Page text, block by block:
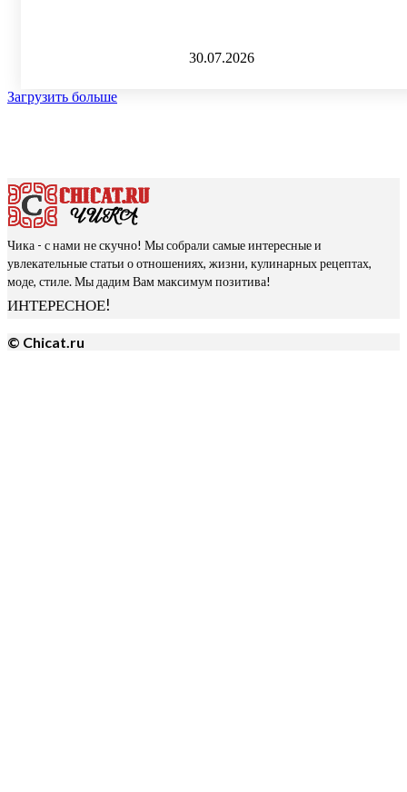
30.07.2026
Загрузить больше
Чика - с нами не скучно! Мы собрали самые интересные и
увлекательные статьи о отношениях, жизни, кулинарных рецептах,
моде, стиле. Мы дадим Вам максимум позитива!
ИНТЕРЕСНОЕ!
© Chicat.ru